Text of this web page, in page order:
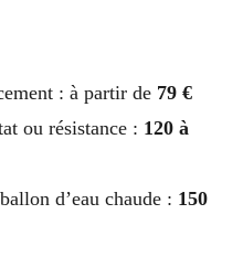
: à partir de 79 €
ou résistance : 120 à
d’eau chaude : 150